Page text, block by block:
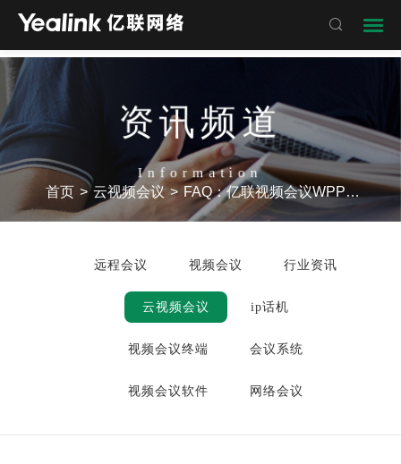

资讯频道
Information
首页 > 云视频会议 > FAQ：亿联视频会议WPP20无线辅流传屏器
远程会议 视频会议 行业资讯
云视频会议 ip话机
视频会议终端 会议系统
视频会议软件 网络会议